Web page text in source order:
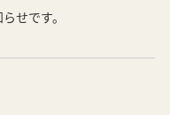
せです。